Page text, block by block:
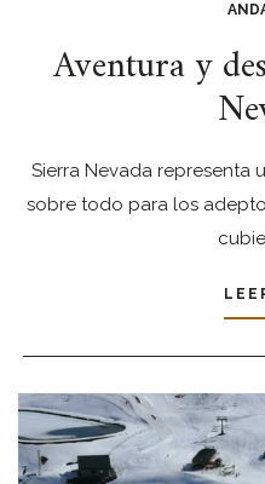
Aventura y
Sierra Nevada representa
sobre todo para los